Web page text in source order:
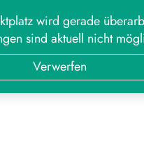
wird gerade
sind aktuell nicht
Verwerfen
MARKT